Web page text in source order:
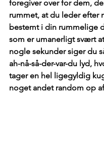
foregiver over for dem,
rummet, at du leder efter
bestemt i din rummelige
som er umanerligt svært
nogle sekunder siger du
ah-nå-så-der-var-du lyd,
tager en hel ligegyldig
noget andet random op